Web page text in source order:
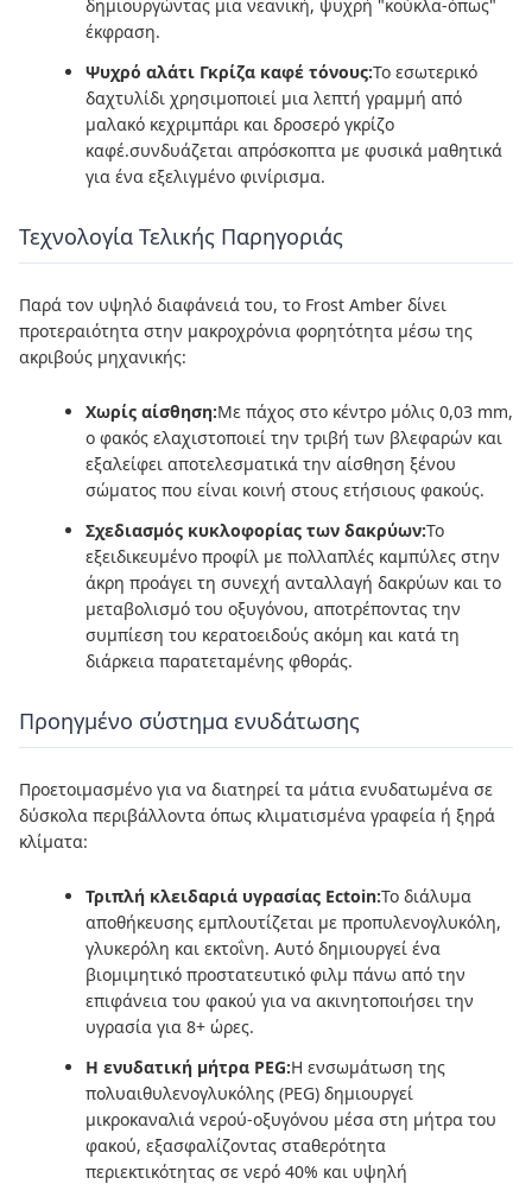
δημιουργώντας μια νεανική, ψυχρή "κούκλα-όπως"
έκφραση.
Ψυχρό αλάτι Γκρίζα καφέ τόνους:Το εσωτερικό
δαχτυλίδι χρησιμοποιεί μια λεπτή γραμμή από
μαλακό κεχριμπάρι και δροσερό γκρίζο
καφέ.συνδυάζεται απρόσκοπτα με φυσικά μαθητικά
για ένα εξελιγμένο φινίρισμα.
Τεχνολογία Τελικής Παρηγοριάς
Παρά τον υψηλό διαφάνειά του, το Frost Amber δίνει
προτεραιότητα στην μακροχρόνια φορητότητα μέσω της
ακριβούς μηχανικής:
Χωρίς αίσθηση:Με πάχος στο κέντρο μόλις 0,03 mm,
ο φακός ελαχιστοποιεί την τριβή των βλεφαρών και
εξαλείφει αποτελεσματικά την αίσθηση ξένου
σώματος που είναι κοινή στους ετήσιους φακούς.
Σχεδιασμός κυκλοφορίας των δακρύων:Το
εξειδικευμένο προφίλ με πολλαπλές καμπύλες στην
άκρη προάγει τη συνεχή ανταλλαγή δακρύων και το
μεταβολισμό του οξυγόνου, αποτρέποντας την
συμπίεση του κερατοειδούς ακόμη και κατά τη
διάρκεια παρατεταμένης φθοράς.
Προηγμένο σύστημα ενυδάτωσης
Προετοιμασμένο για να διατηρεί τα μάτια ενυδατωμένα σε
δύσκολα περιβάλλοντα όπως κλιματισμένα γραφεία ή ξηρά
κλίματα:
Τριπλή κλειδαριά υγρασίας Ectoin:Το διάλυμα
αποθήκευσης εμπλουτίζεται με προπυλενογλυκόλη,
γλυκερόλη και εκτοΐνη. Αυτό δημιουργεί ένα
βιομιμητικό προστατευτικό φιλμ πάνω από την
επιφάνεια του φακού για να ακινητοποιήσει την
υγρασία για 8+ ώρες.
Η ενυδατική μήτρα PEG:Η ενσωμάτωση της
πολυαιθυλενογλυκόλης (PEG) δημιουργεί
μικροκαναλιά νερού-οξυγόνου μέσα στη μήτρα του
φακού, εξασφαλίζοντας σταθερότητα
περιεκτικότητας σε νερό 40% και υψηλή